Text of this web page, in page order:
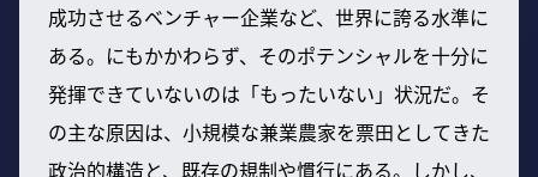
成功させるベンチャー企業など、世界に誇る水準に
ある。にもかかわらず、そのポテンシャルを十分に
発揮できていないのは「もったいない」状況だ。そ
の主な原因は、小規模な兼業農家を票田としてきた
政治的構造と、既存の規制や慣行にある。しかし、